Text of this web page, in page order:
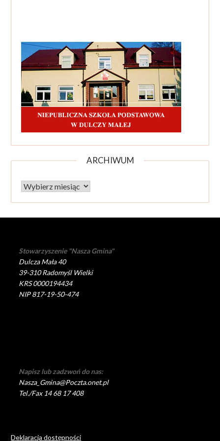
ARCHIWUM
Archiwum
Stowarzyszenie "Nasza Gmina"
Dulcza Mała 40
39-310 Radomyśl Wielki
KRS 0000194434
NIP 817-19-50-474
Napisz lub zadzwoń do nas:
Nasza_Gmina@Poczta.onet.pl
Tel./Fax 14 68 17 408
Deklaracja dostępności